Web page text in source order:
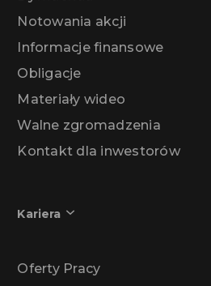
Notowania akcji
Informacje finansowe
Obligacje
Materiały wideo
Walne zgromadzenia
Kontakt dla inwestorów
Kariera
Oferty Pracy